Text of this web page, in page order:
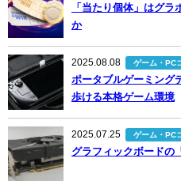
「当たり個体」はグ
か
2025.08.08 ゲーム・PC
ポータブルゲーミング
歩ける本格ゲーム環境
2025.07.25 ゲーム・PC
グラフィックボードの